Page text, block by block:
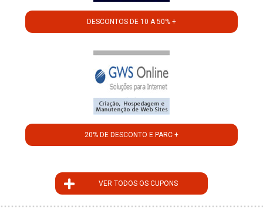
DESCONTOS DE 10 A 50% +
20% DE DESCONTO E PARC +
VER TODOS OS CUPONS